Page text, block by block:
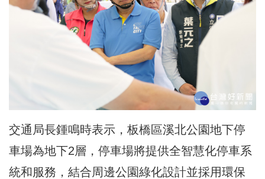
交通局長鍾鳴時表示，板橋區溪北公園地下停
車場為地下2層，停車場將提供全智慧化停車系
統和服務，結合周邊公園綠化設計並採用環保